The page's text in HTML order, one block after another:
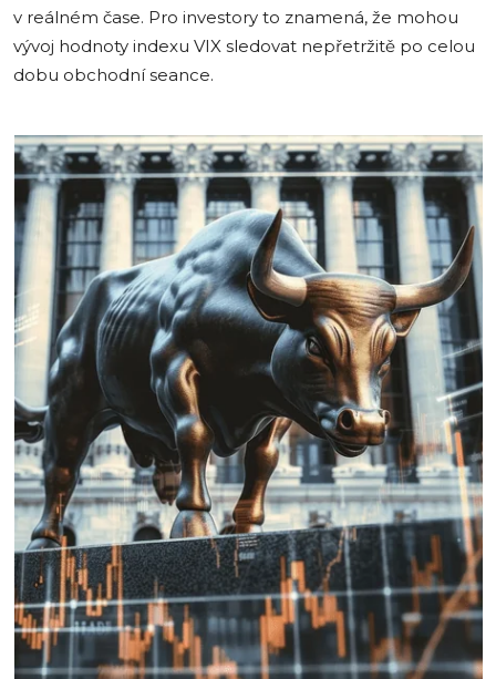
v reálném čase. Pro investory to znamená, že mohou
vývoj hodnoty indexu VIX sledovat nepřetržitě po celou
dobu obchodní seance.